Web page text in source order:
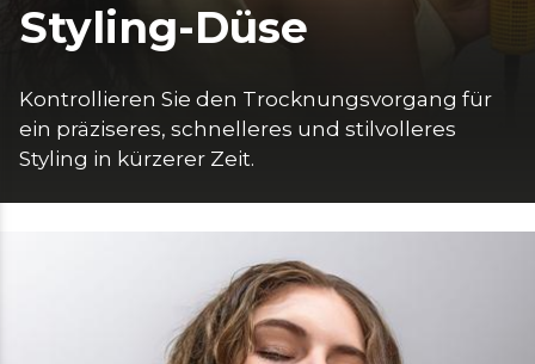
Styling-Düse
Kontrollieren Sie den Trocknungsvorgang für
ein präziseres, schnelleres und stilvolleres
Styling in kürzerer Zeit.